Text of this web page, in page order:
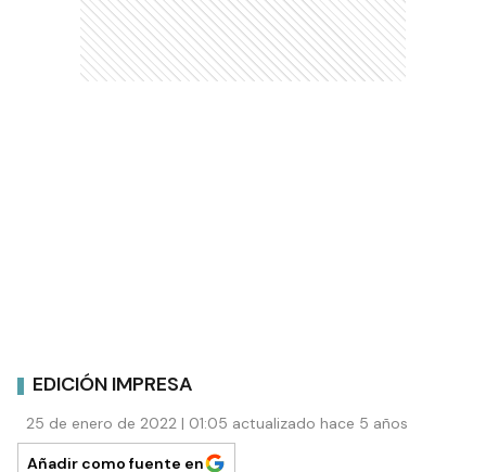
EDICIÓN IMPRESA
25 de enero de 2022 | 01:05 actualizado hace 5 años
Añadir como fuente en